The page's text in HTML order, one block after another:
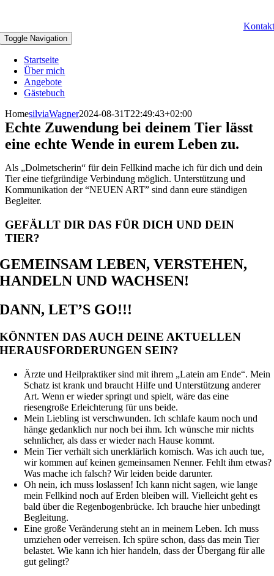
Kontakt
Toggle Navigation
Startseite
Über mich
Angebote
Gästebuch
HomesilviaWagner2024-08-31T22:49:43+02:00
Echte Zuwendung bei deinem Tier lässt
eine echte Wende in eurem Leben zu.
Als „Dolmetscherin“ für dein Fellkind mache ich für dich und dein
Tier eine tiefgründige Verbindung möglich. Unterstützung und
Kommunikation der “NEUEN ART” sind dann eure ständigen
Begleiter.
GEFÄLLT DIR DAS FÜR DICH UND DEIN
TIER?
GEMEINSAM LEBEN, VERSTEHEN,
HANDELN UND WACHSEN!
DANN, LET’S GO!!!
KÖNNTEN DAS AUCH DEINE AKTUELLEN
HERAUSFORDERUNGEN SEIN?
Ärzte und Heilpraktiker sind mit ihrem „Latein am Ende“. Mein
Schatz ist krank und braucht Hilfe und Unterstützung anderer
Art. Wenn er wieder springt und spielt, wäre das eine
riesengroße Erleichterung für uns beide.
Mein Liebling ist verschwunden. Ich schlafe kaum noch und
hänge gedanklich nur noch bei ihm. Ich wünsche mir nichts
sehnlicher, als dass er wieder nach Hause kommt.
Mein Tier verhält sich unerklärlich komisch. Was ich auch tue,
wir kommen auf keinen gemeinsamen Nenner. Fehlt ihm etwas?
Was mache ich falsch? Wir leiden beide darunter.
Oh nein, ich muss loslassen! Ich kann nicht sagen, wie lange
mein Fellkind noch auf Erden bleiben will. Vielleicht geht es
bald über die Regenbogenbrücke. Ich brauche hier unbedingt
Begleitung.
Eine große Veränderung steht an in meinem Leben. Ich muss
umziehen oder verreisen. Ich spüre schon, dass das mein Tier
belastet. Wie kann ich hier handeln, dass der Übergang für alle
gut gelingt?